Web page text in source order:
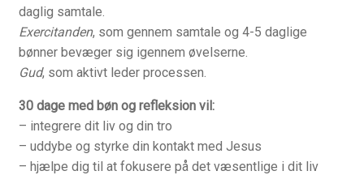
Min kunst
Om
Om sjælens mørke…
daglig samtale.
Exercitanden, som gennem samtale og 4-5 daglige
bønner bevæger sig igennem øvelserne.
Gud, som aktivt leder processen.
30 dage med bøn og refleksion vil:
– integrere dit liv og din tro
– uddybe og styrke din kontakt med Jesus
– hjælpe dig til at fokusere på det væsentlige i dit liv